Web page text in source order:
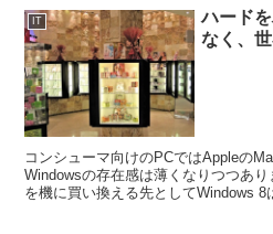
IT
ハード
なく、
コンシューマ向けのPCではAppleの
Windowsの存在感は薄くなりつつあ
を機に買い換える先としてWindows